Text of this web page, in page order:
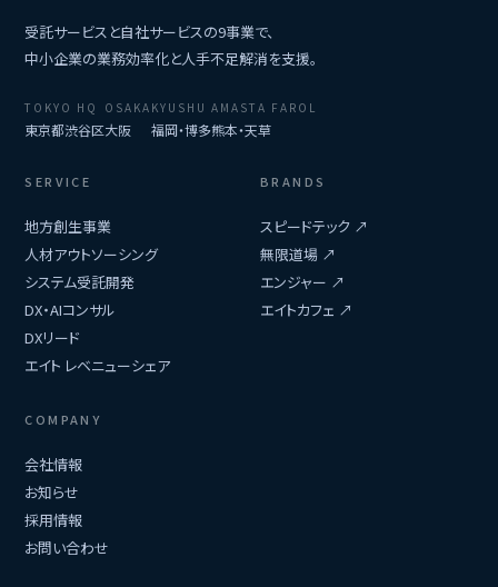
受託サービスと自社サービスの9事業で、
中小企業の業務効率化と人手不足解消を支援。
TOKYO HQ
東京都渋谷区
OSAKA
大阪
KYUSHU
福岡・博多
AMASTA FAROL
熊本・天草
SERVICE
地方創生事業
人材アウトソーシング
システム受託開発
DX・AIコンサル
DXリード
エイト レベニューシェア
BRANDS
スピードテック ↗
無限道場 ↗
エンジャー ↗
エイトカフェ ↗
COMPANY
会社情報
お知らせ
採用情報
お問い合わせ